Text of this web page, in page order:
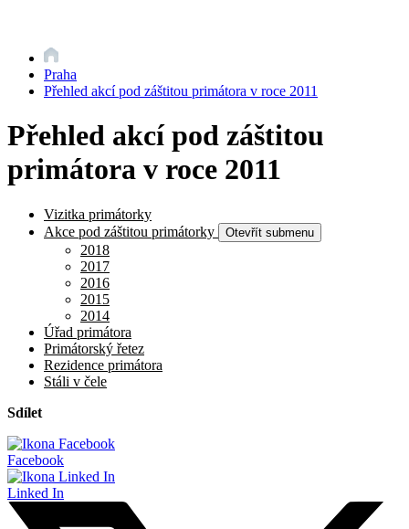
Praha
Přehled akcí pod záštitou primátora v roce 2011
Přehled akcí pod záštitou
primátora v roce 2011
Vizitka primátorky
Akce pod záštitou primátorky
Otevřít submenu
2018
2017
2016
2015
2014
Úřad primátora
Primátorský řetez
Rezidence primátora
Stáli v čele
Sdílet
Facebook
Linked In